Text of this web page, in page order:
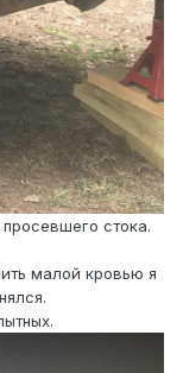
стока.
малой кровью я